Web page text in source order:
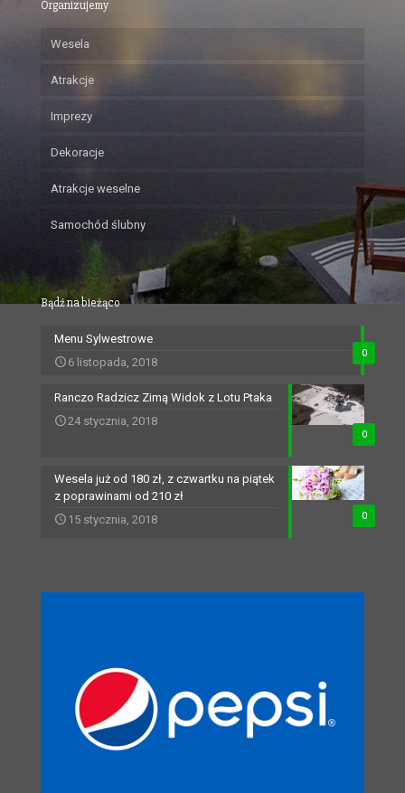
Organizujemy
Wesela
Atrakcje
Imprezy
Dekoracje
Atrakcje weselne
Samochód ślubny
Bądź na bieżąco
0
Menu Sylwestrowe
6 listopada, 2018
0
Ranczo Radzicz Zimą Widok z Lotu Ptaka
24 stycznia, 2018
0
Wesela już od 180 zł, z czwartku na piątek
z poprawinami od 210 zł
15 stycznia, 2018